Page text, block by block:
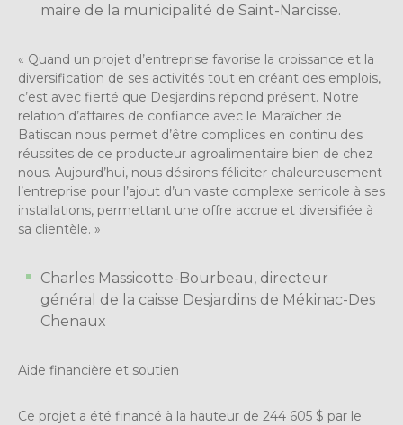
maire de la municipalité de Saint-Narcisse.
« Quand un projet d’entreprise favorise la croissance et la
diversification de ses activités tout en créant des emplois,
c’est avec fierté que Desjardins répond présent. Notre
relation d’affaires de confiance avec le Maraîcher de
Batiscan nous permet d’être complices en continu des
réussites de ce producteur agroalimentaire bien de chez
nous. Aujourd’hui, nous désirons féliciter chaleureusement
l’entreprise pour l’ajout d’un vaste complexe serricole à ses
installations, permettant une offre accrue et diversifiée à
sa clientèle. »
Charles Massicotte-Bourbeau, directeur
général de la caisse Desjardins de Mékinac-Des
Chenaux
Aide financière et soutien
Ce projet a été financé à la hauteur de 244 605 $ par le